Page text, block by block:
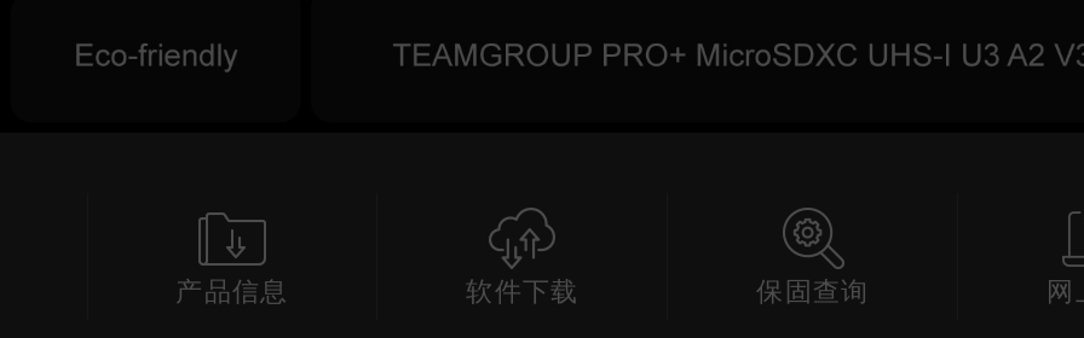
产品信息 软件下载 保固查询